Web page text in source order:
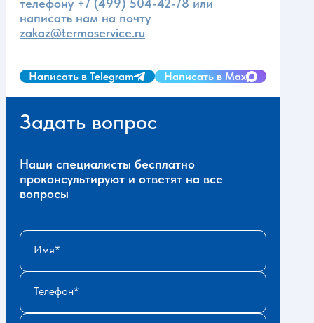
телефону +7 (499) 504-42-78 или
написать нам на почту
zakaz@termoservice.ru
Написать в Telegram Написать в Max
Задать вопрос
Наши специалисты бесплатно
проконсультируют и ответят на все
вопросы
Имя
Телефон